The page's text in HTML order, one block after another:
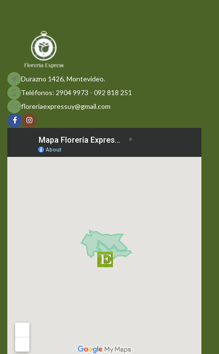
Durazno 1426, Montevideo.
Teléfonos: 2904 9973 - 092 818 251
floreriaexpressuy@gmail.com